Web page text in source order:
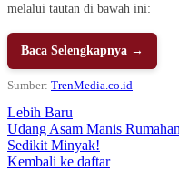
melalui tautan di bawah ini:
Baca Selengkapnya →
Sumber: TrenMedia.co.id
Lebih Baru
Udang Asam Manis
Sedikit Minyak!
Kembali ke daftar